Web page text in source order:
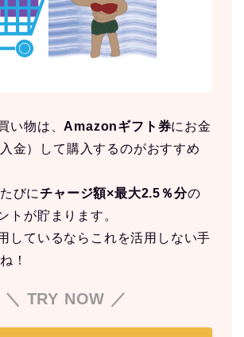
い物は、Amazonギフト券にお金
金）して購入するのがおすすめ
びにチャージ額×最大2.5％分の
トが貯まります。
しているならこれを活用しない手
！
＼ TRY NOW ／